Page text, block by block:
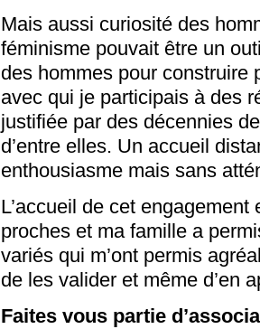
Mais aussi curiosité des
féminisme pouvait être un
des hommes pour construire
avec qui je participais à des
justifiée par des décennies
d’entre elles. Un accueil
enthousiasme mais sans
L’accueil de cet
proches et ma famille a
variés qui m’ont permis
de les valider et même d’en
Faites vous partie